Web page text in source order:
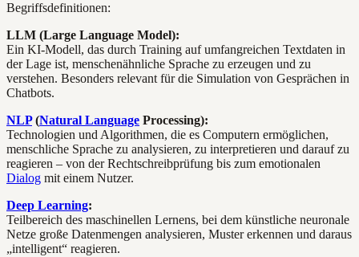
Begriffsdefinitionen:
LLM (Large Language Model):
Ein KI-Modell, das durch Training auf umfangreichen Textdaten in
der Lage ist, menschenähnliche Sprache zu erzeugen und zu
verstehen. Besonders relevant für die Simulation von Gesprächen in
Chatbots.
NLP(Natural Language Processing):
Technologien und Algorithmen, die es Computern ermöglichen,
menschliche Sprache zu analysieren, zu interpretieren und darauf zu
reagieren – von der Rechtschreibprüfung bis zum emotionalen
Dialog mit einem Nutzer.
Deep Learning:
Teilbereich des maschinellen Lernens, bei dem künstliche neuronale
Netze große Datenmengen analysieren, Muster erkennen und daraus
„intelligent“ reagieren.